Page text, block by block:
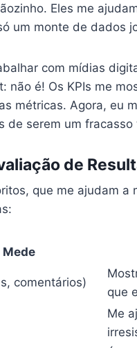
Eles me
um monte de dados
com mídias
não é! Os KPIs me
métricas. Agora, eu
de serem um fracasso
de
que me ajudam
Mede
comentários)
que
Me